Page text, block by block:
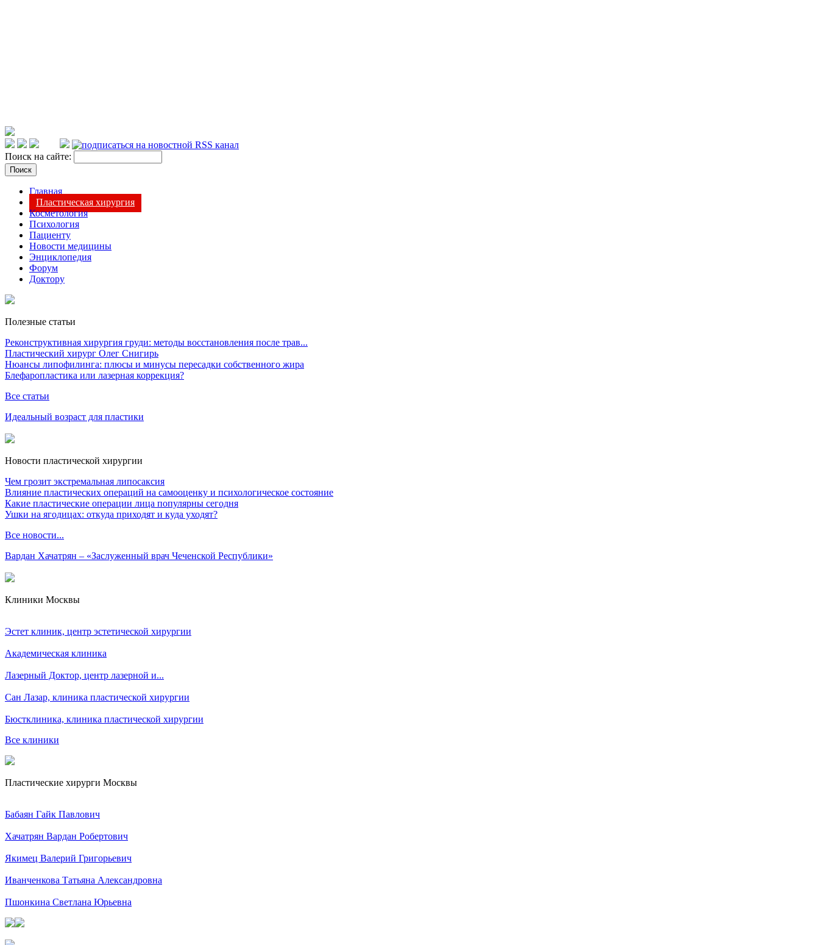
Поиск на сайте:
Главная
Пластическая хирургия
Косметология
Психология
Пациенту
Новости медицины
Энциклопедия
Форум
Доктору
Полезные статьи
Реконструктивная хирургия груди: методы восстановления после трав...
Пластический хирург Олег Снигирь
Нюансы липофилинга: плюсы и минусы пересадки собственного жира
Блефаропластика или лазерная коррекция?
Все статьи
Идеальный возраст для пластики
Новости пластической хирургии
Чем грозит экстремальная липосаксия
Влияние пластических операций на самооценку и психологическое состояние
Какие пластические операции лица популярны сегодня
Ушки на ягодицах: откуда приходят и куда уходят?
Все новости...
Вардан Хачатрян – «Заслуженный врач Чеченской Республики»
Клиники Москвы
Эстет клиник, центр эстетической хирургии
Академическая клиника
Лазерный Доктор, центр лазерной и...
Сан Лазар, клиника пластической хирургии
Бюстклиника, клиника пластической хирургии
Все клиники
Пластические хирурги Москвы
Бабаян Гайк Павлович
Хачатрян Вардан Робертович
Якимец Валерий Григорьевич
Иванченкова Татьяна Александровна
Пшонкина Светлана Юрьевна